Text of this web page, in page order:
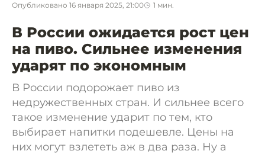
Опубликовано 16 января 2025, 21:00 1 мин.
В России ожидается рост цен
на пиво. Сильнее изменения
ударят по экономным
В России подорожает пиво из
недружественных стран. И сильнее всего
такое изменение ударит по тем, кто
выбирает напитки подешевле. Цены на
них могут взлететь аж в два раза. Ну а